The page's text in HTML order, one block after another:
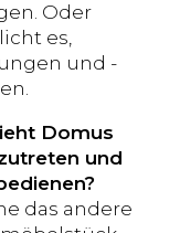
Oder
es,
und -
Domus
und
das andere